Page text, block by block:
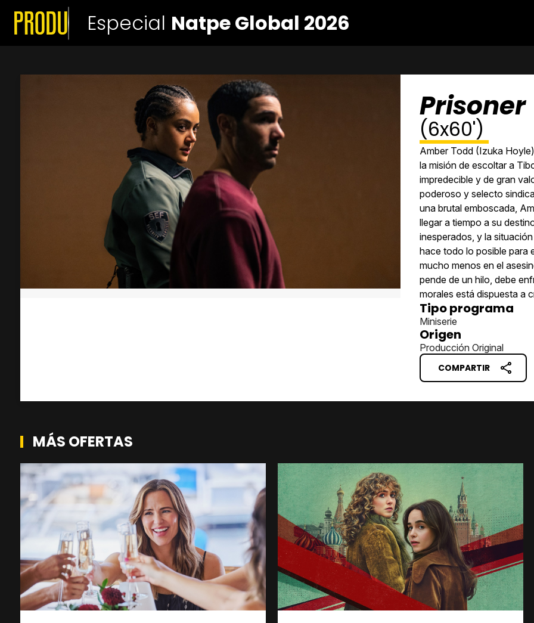
Especial Natpe Global 2026
Prisoner
(6x60')
Amber Todd (Izuka
la misión de escoltar a
impredecible y de gran
poderoso y selecto
una brutal emboscada,
llegar a tiempo a su
inesperados, y la
hace todo lo posible para
mucho menos en el
pende de un hilo, debe
morales está dispuesta a
Tipo programa
Miniserie
Origen
Producción Original
COMPARTIR
MÁS OFERTAS